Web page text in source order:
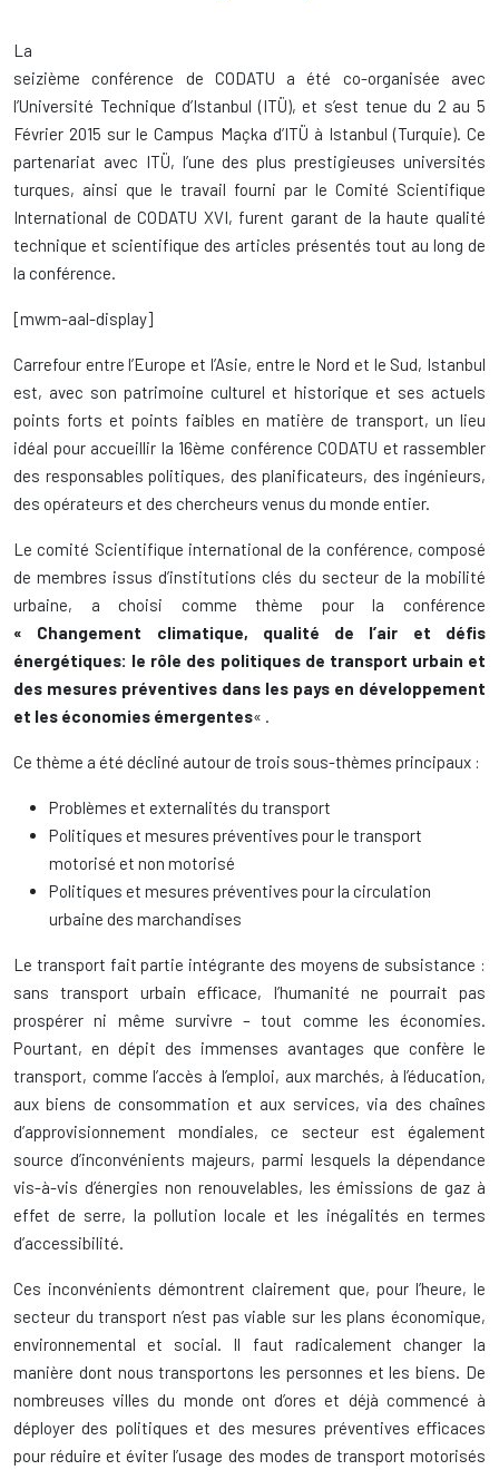
La
seizième conférence de CODATU a été co-organisée avec
l’Université Technique d’Istanbul (ITÜ), et s’est tenue du 2 au 5
Février 2015 sur le Campus Maçka d’ITÜ à Istanbul (Turquie). Ce
partenariat avec ITÜ, l’une des plus prestigieuses universités
turques, ainsi que le travail fourni par le Comité Scientifique
International de CODATU XVI, furent garant de la haute qualité
technique et scientifique des articles présentés tout au long de
la conférence.
[mwm-aal-display]
Carrefour entre l’Europe et l’Asie, entre le Nord et le Sud, Istanbul
est, avec son patrimoine culturel et historique et ses actuels
points forts et points faibles en matière de transport, un lieu
idéal pour accueillir la 16ème conférence CODATU et rassembler
des responsables politiques, des planificateurs, des ingénieurs,
des opérateurs et des chercheurs venus du monde entier.
Le comité Scientifique international de la conférence, composé
de membres issus d’institutions clés du secteur de la mobilité
urbaine, a choisi comme thème pour la conférence
« Changement climatique, qualité de l’air et défis
énergétiques: le rôle des politiques de transport urbain et
des mesures préventives dans les pays en développement
et les économies émergentes« .
Ce thème a été décliné autour de trois sous-thèmes principaux :
Problèmes et externalités du transport
Politiques et mesures préventives pour le transport
motorisé et non motorisé
Politiques et mesures préventives pour la circulation
urbaine des marchandises
Le transport fait partie intégrante des moyens de subsistance :
sans transport urbain efficace, l’humanité ne pourrait pas
prospérer ni même survivre – tout comme les économies.
Pourtant, en dépit des immenses avantages que confère le
transport, comme l’accès à l’emploi, aux marchés, à l’éducation,
aux biens de consommation et aux services, via des chaînes
d’approvisionnement mondiales, ce secteur est également
source d’inconvénients majeurs, parmi lesquels la dépendance
vis-à-vis d’énergies non renouvelables, les émissions de gaz à
effet de serre, la pollution locale et les inégalités en termes
d’accessibilité.
Ces inconvénients démontrent clairement que, pour l’heure, le
secteur du transport n’est pas viable sur les plans économique,
environnemental et social. Il faut radicalement changer la
manière dont nous transportons les personnes et les biens. De
nombreuses villes du monde ont d’ores et déjà commencé à
déployer des politiques et des mesures préventives efficaces
pour réduire et éviter l’usage des modes de transport motorisés